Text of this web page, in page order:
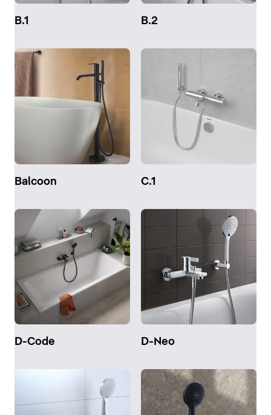
B.1 B.2
Balcoon C.1
D-Code D-Neo